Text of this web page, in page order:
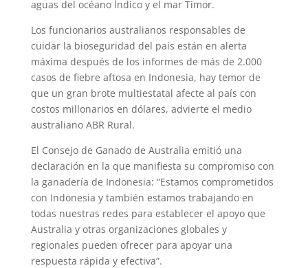
aguas del océano Índico y el mar Timor.
Los funcionarios australianos responsables de
cuidar la bioseguridad del país están en alerta
máxima después de los informes de más de 2.000
casos de fiebre aftosa en Indonesia, hay temor de
que un gran brote multiestatal afecte al país con
costos millonarios en dólares, advierte el medio
australiano ABR Rural.
El Consejo de Ganado de Australia emitió una
declaración en la que manifiesta su compromiso con
la ganadería de Indonesia: “Estamos comprometidos
con Indonesia y también estamos trabajando en
todas nuestras redes para establecer el apoyo que
Australia y otras organizaciones globales y
regionales pueden ofrecer para apoyar una
respuesta rápida y efectiva”.